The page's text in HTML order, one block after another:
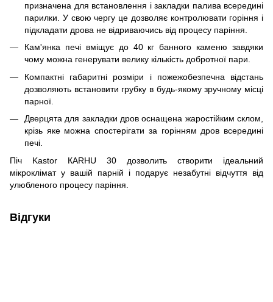
призначена для встановлення і закладки палива всередині
парилки. У свою чергу це дозволяє контролювати горіння і
підкладати дрова не відриваючись від процесу паріння.
Кам'янка печі вміщує до 40 кг банного каменю завдяки
чому можна генерувати велику кількість добротної пари.
Компактні габаритні розміри і пожежобезпечна відстань
дозволяють встановити грубку в будь-якому зручному місці
парної.
Дверцята для закладки дров оснащена жаростійким склом,
крізь яке можна спостерігати за горінням дров всередині
печі.
Піч Kastor КARHU 30 дозволить створити ідеальний
мікроклімат у вашій парній і подарує незабутні відчуття від
улюбленого процесу паріння.
Відгуки